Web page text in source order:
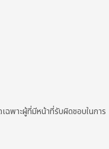
ฉพาะผู้ที่มีหน้าที่รับผิดชอบในการ